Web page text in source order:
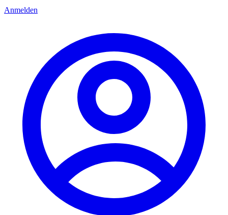
Anmelden